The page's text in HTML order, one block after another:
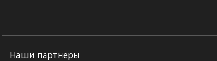
Наши партнеры